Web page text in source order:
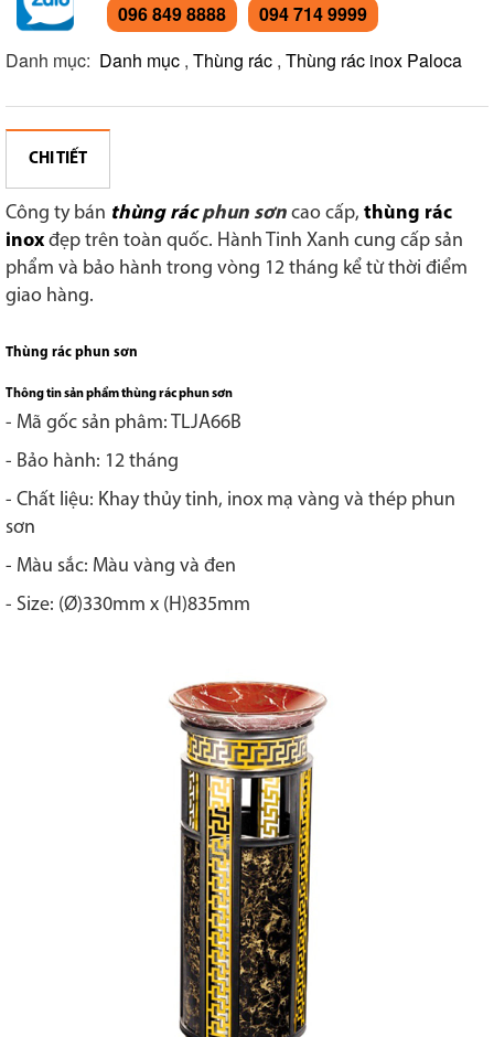
096 849 8888
094 714 9999
Danh mục: Danh mục , Thùng rác , Thùng rác inox Paloca
CHI TIẾT
Công ty bán thùng rácphun sơn cao cấp, thùng rác
inox đẹp trên toàn quốc. Hành Tinh Xanh cung cấp sản
phẩm và bảo hành trong vòng 12 tháng kể từ thời điểm
giao hàng.
Thùng rác phun sơn
Thông tin sản phẩm thùng rác phun sơn
- Mã gốc sản phâm: TLJA66B
- Bảo hành: 12 tháng
- Chất liệu: Khay thủy tinh, inox mạ vàng và thép phun
sơn
- Màu sắc: Màu vàng và đen
- Size: (Ø)330mm x (H)835mm